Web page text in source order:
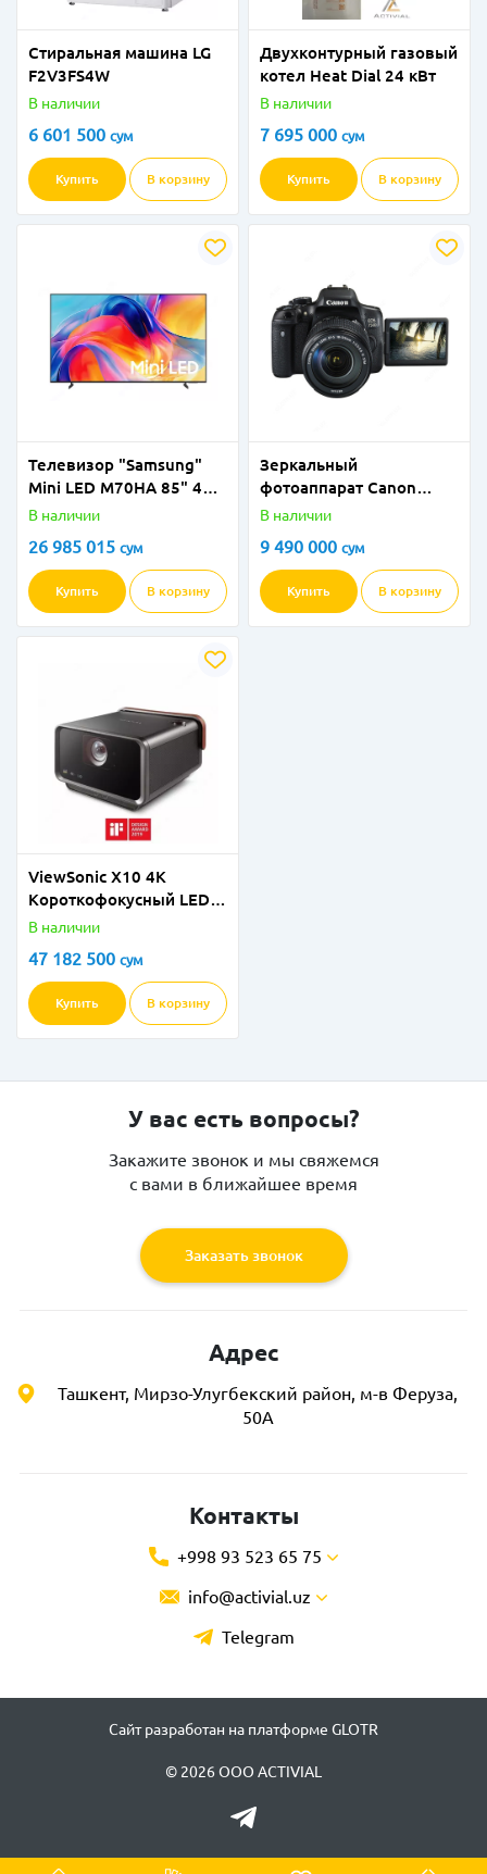
Стиральная машина LG
F2V3FS4W
В наличии
6 601 500 сум
Купить В корзину
Двухконтурный газовый
котел Heat Dial 24 кВт
В наличии
7 695 000 сум
Купить В корзину
Телевизор "Samsung"
Mini LED M70HА 85" 4К
Vision AI Smart TV (2026)
В наличии
26 985 015 сум
Купить В корзину
Зеркальный
фотоаппарат Canon
750D
В наличии
9 490 000 сум
Купить В корзину
ViewSonic X10 4K
Короткофокусный LED
безламповый смарт-
4K UHD
В наличии
47 182 500 сум
Купить В корзину
У вас есть вопросы?
Закажите звонок и мы свяжемся
с вами в ближайшее время
Заказать звонок
Адрес
Ташкент, Мирзо-Улугбекский район, м-в Феруза,
50А
Контакты
+998 93 523 65 75
info@activial.uz
Telegram
Сайт разработан на платформе GLOTR
© 2026 ООО ACTIVIAL